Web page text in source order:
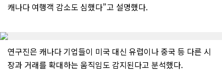
캐나다 여행객 감소도 심했다”고 설명했다.
연구진은 캐나다 기업들이 미국 대신 유럽이나 중국 등 다른 시
장과 거래를 확대하는 움직임도 감지된다고 분석했다.